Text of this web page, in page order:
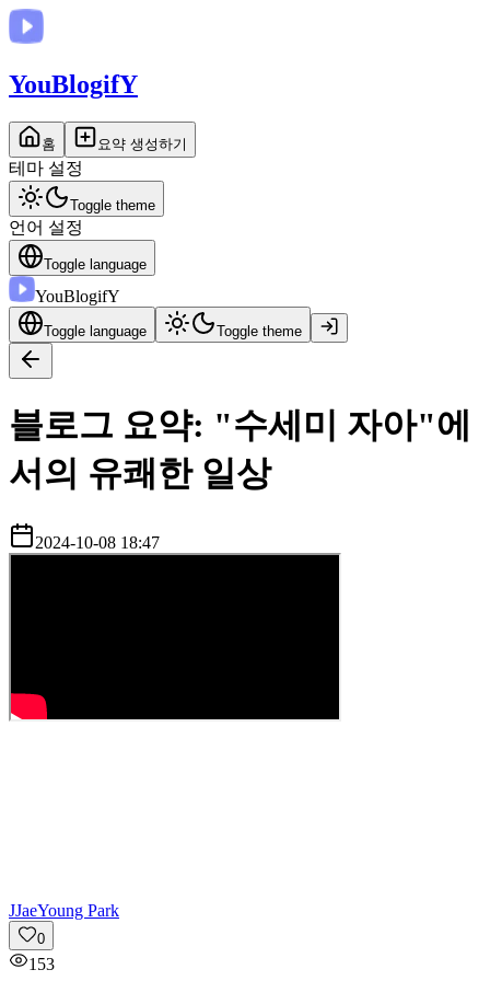
YouBlogifY
홈 요약 생성하기
테마 설정
Toggle theme
언어 설정
Toggle language
YouBlogifY
Toggle language Toggle theme
블로그 요약: "수세미 자아"에
서의 유쾌한 일상
2024-10-08 18:47
JJaeYoung Park
0
153